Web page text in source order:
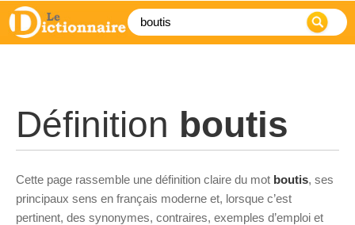
Définition boutis
Cette page rassemble une définition claire du mot boutis, ses
principaux sens en français moderne et, lorsque c’est
pertinent, des synonymes, contraires, exemples d’emploi et